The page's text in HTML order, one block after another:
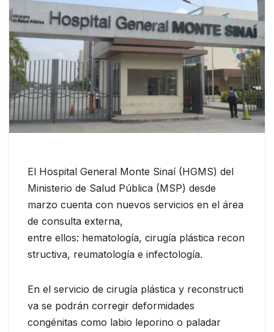
El Hospital General Monte Sinaí (HGMS) del
Ministerio de Salud Pública (MSP) desde
marzo cuenta con nuevos servicios en el área
de consulta externa,
entre ellos: hematología, cirugía plástica recon
structiva, reumatología e infectología.
En el servicio de cirugía plástica y reconstructi
va se podrán corregir deformidades
congénitas como labio leporino o paladar